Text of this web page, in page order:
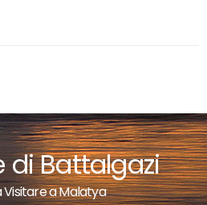
menu
di Battalgazi
Visitare a Malatya